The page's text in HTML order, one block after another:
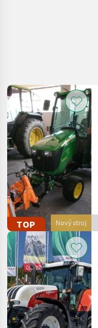
TOP Nový stroj